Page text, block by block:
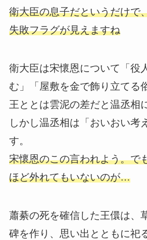
衛大臣の息子だというだけで
失敗フラグが見えますね
衛大臣は宋懷恩について「役
む」「屋敷を金で飾り立てる
王ととは雲泥の差だと温丞相
しかし温丞相は「おいおい考
す。
宋懷恩のこの言われよう。で
ほど外れてもいないのが…
蕭綦の死を確信した王儇は、
碑を作り、思い出とともに祀